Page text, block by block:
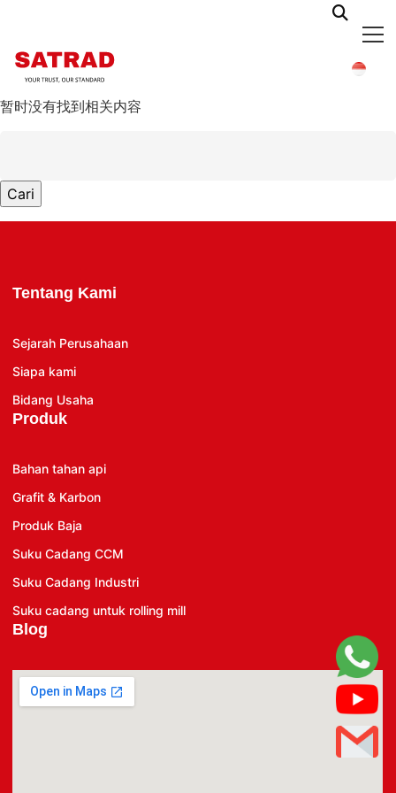
暂时没有找到相关内容
Tentang Kami
Sejarah Perusahaan
Siapa kami
Bidang Usaha
Produk
Bahan tahan api
Grafit & Karbon
Produk Baja
Suku Cadang CCM
Suku Cadang Industri
Suku cadang untuk rolling mill
Blog